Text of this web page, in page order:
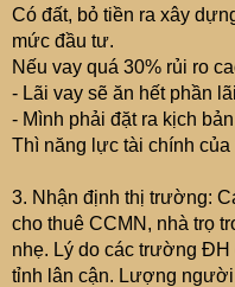
Có đất, bỏ tiền ra xây
mức đầu tư.
Nếu vay quá 30% rủi ro
- Lãi vay sẽ ăn hết phần
- Mình phải đặt ra kịch
Thì năng lực tài chính
3. Nhận định thị trường:
cho thuê CCMN, nhà trọ
nhẹ. Lý do các trường ĐH
tỉnh lân cận. Lượng